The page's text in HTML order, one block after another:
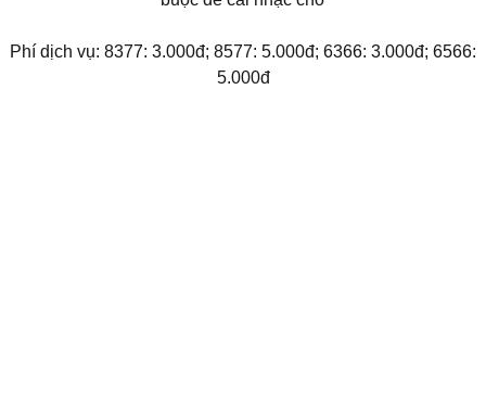
Phí dịch vụ: 8377: 3.000đ; 8577: 5.000đ; 6366: 3.000đ; 6566:
5.000đ